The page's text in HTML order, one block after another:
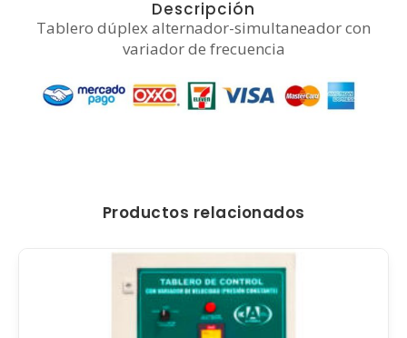
Descripción
Tablero dúplex alternador-simultaneador con
variador de frecuencia
Productos relacionados